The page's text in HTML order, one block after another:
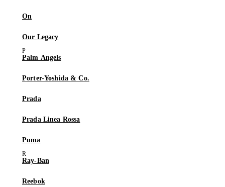
On
Our Legacy
Palm Angels
Porter-Yoshida & Co.
Prada
Prada Linea Rossa
Puma
Ray-Ban
Reebok